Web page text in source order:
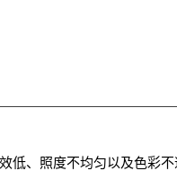
、照度不均匀以及色彩